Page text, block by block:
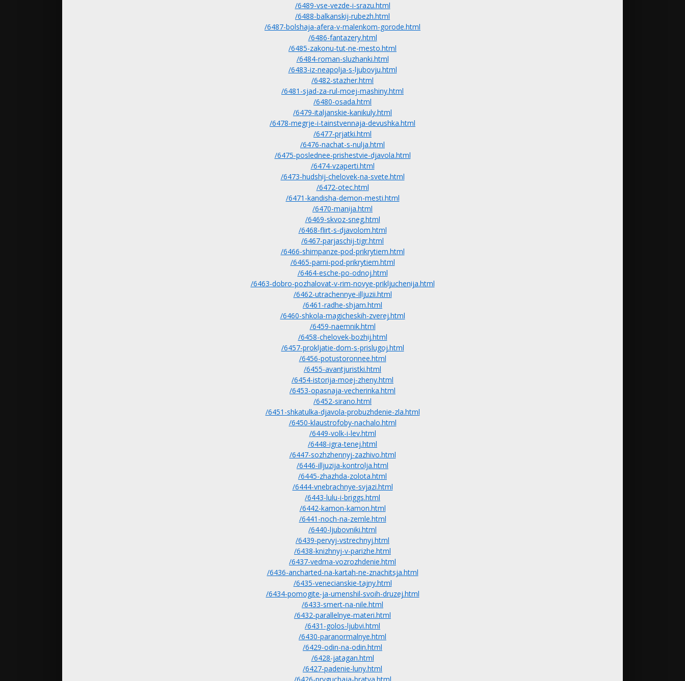
/6489-vse-vezde-i-srazu.html
/6488-balkanskij-rubezh.html
/6487-bolshaja-afera-v-malenkom-gorode.html
/6486-fantazery.html
/6485-zakonu-tut-ne-mesto.html
/6484-roman-sluzhanki.html
/6483-iz-neapolja-s-ljubovju.html
/6482-stazher.html
/6481-sjad-za-rul-moej-mashiny.html
/6480-osada.html
/6479-italjanskie-kanikuly.html
/6478-megrje-i-tainstvennaja-devushka.html
/6477-prjatki.html
/6476-nachat-s-nulja.html
/6475-poslednee-prishestvie-djavola.html
/6474-vzaperti.html
/6473-hudshij-chelovek-na-svete.html
/6472-otec.html
/6471-kandisha-demon-mesti.html
/6470-manija.html
/6469-skvoz-sneg.html
/6468-flirt-s-djavolom.html
/6467-parjaschij-tigr.html
/6466-shimpanze-pod-prikrytiem.html
/6465-parni-pod-prikrytiem.html
/6464-esche-po-odnoj.html
/6463-dobro-pozhalovat-v-rim-novye-prikljuchenija.html
/6462-utrachennye-illjuzii.html
/6461-radhe-shjam.html
/6460-shkola-magicheskih-zverej.html
/6459-naemnik.html
/6458-chelovek-bozhij.html
/6457-prokljatie-dom-s-prislugoj.html
/6456-potustoronnee.html
/6455-avantjuristki.html
/6454-istorija-moej-zheny.html
/6453-opasnaja-vecherinka.html
/6452-sirano.html
/6451-shkatulka-djavola-probuzhdenie-zla.html
/6450-klaustrofoby-nachalo.html
/6449-volk-i-lev.html
/6448-igra-tenej.html
/6447-sozhzhennyj-zazhivo.html
/6446-illjuzija-kontrolja.html
/6445-zhazhda-zolota.html
/6444-vnebrachnye-svjazi.html
/6443-lulu-i-briggs.html
/6442-kamon-kamon.html
/6441-noch-na-zemle.html
/6440-ljubovniki.html
/6439-pervyj-vstrechnyj.html
/6438-knizhnyj-v-parizhe.html
/6437-vedma-vozrozhdenie.html
/6436-ancharted-na-kartah-ne-znachitsja.html
/6435-venecianskie-tajny.html
/6434-pomogite-ja-umenshil-svoih-druzej.html
/6433-smert-na-nile.html
/6432-parallelnye-materi.html
/6431-golos-ljubvi.html
/6430-paranormalnye.html
/6429-odin-na-odin.html
/6428-jatagan.html
/6427-padenie-luny.html